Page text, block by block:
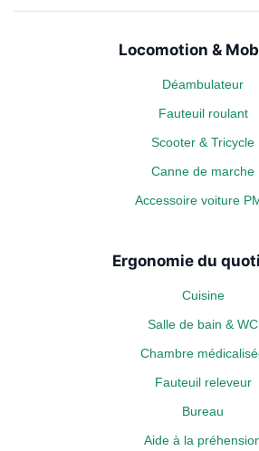
Locomotion &
Déambulateur
Fauteuil roulant
Scooter & Tricycle
Canne de marche
Accessoire voiture
Ergonomie du
Cuisine
Salle de bain & WC
Chambre
Fauteuil releveur
Bureau
Aide à la